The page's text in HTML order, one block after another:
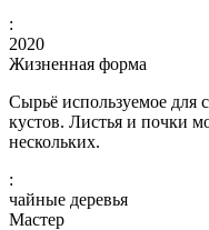
:
2020
Жизненная форма
Сырьё используемое для
кустов. Листья и почки
нескольких.
:
чайные деревья
Мастер